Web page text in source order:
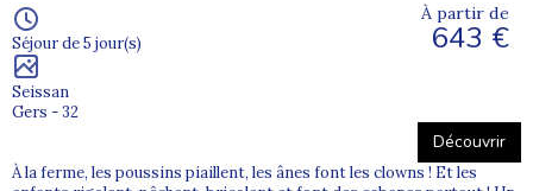
Séjour de 5 jour(s)
Seissan
Gers - 32
À partir de
643 €
Découvrir
À la ferme, les poussins piaillent, les ânes font les clowns ! Et les